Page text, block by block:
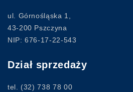
ul. Górnośląska 1,
43-200 Pszczyna
NIP: 676-17-22-543
Dział sprzedaży
tel. (32) 738 78 00